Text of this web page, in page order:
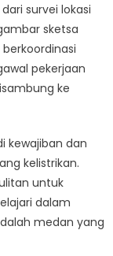
survei lokasi
sketsa
pekerjaan
ke
kewajiban dan
kelistrikan.
untuk
dalam
medan yang